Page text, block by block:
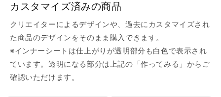
カスタマイズ済みの商品
クリエイターによるデザインや、過去にカスタマイズされ
た商品のデザインをそのまま購入できます。
※インナーシートは仕上がりが透明部分も白色で表示され
ています。透明になる部分は上記の「作ってみる」からご
確認いただけます。